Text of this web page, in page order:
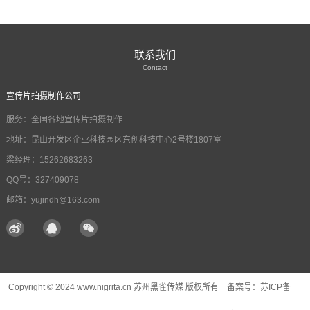
联系我们
Contact
宣传片拍摄制作公司
服务：全国各地宣传片拍摄制作
地址：昆山开发区企业科技园区东创科技中心2号楼1807室
梁经理：15262683263
QQ号：327409078
邮箱：yujindh@163.com
Copyright © 2024 www.nigrita.cn 苏州黑雀传媒 版权所有 备案号： 苏ICP备